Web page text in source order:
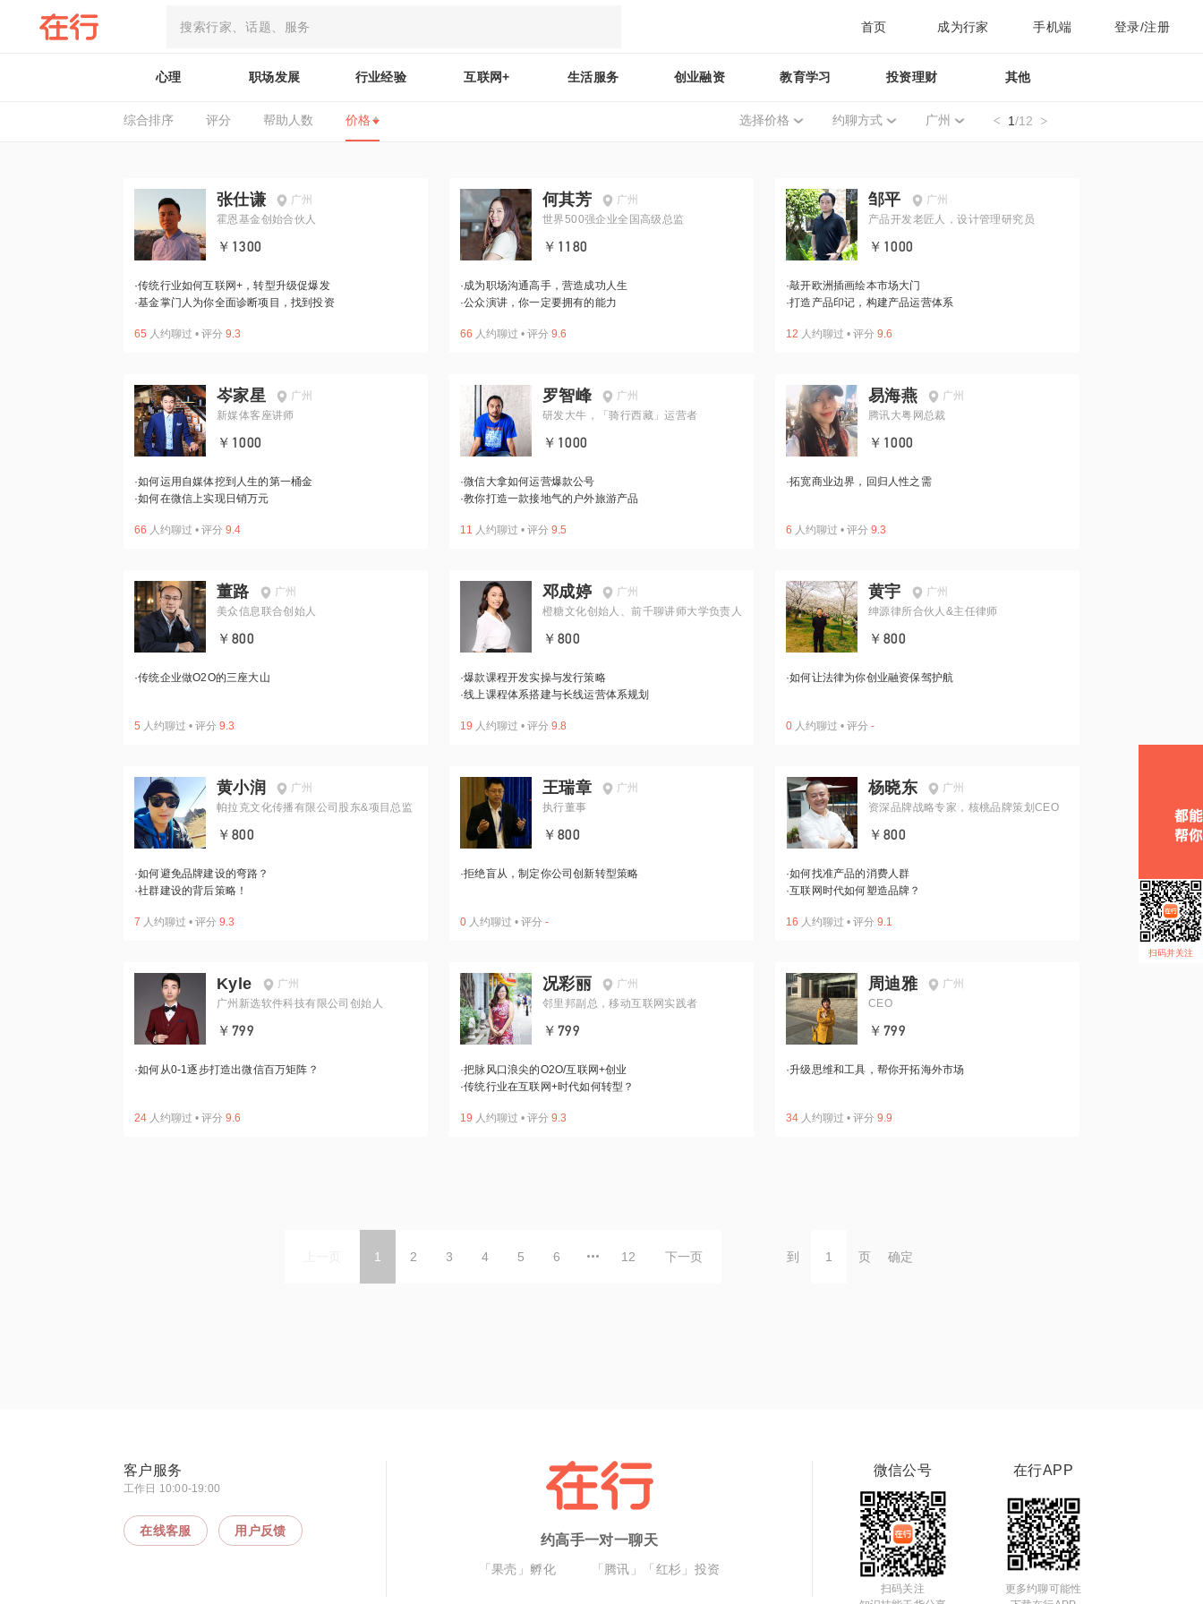
首页 成为行家 手机端 登录/注册
心理 职场发展 行业经验 互联网+ 生活服务 创业融资 教育学习 投资理财 其他
综合排序 评分 帮助人数 价格 选择价格 约聊方式 广州 1/12
张仕谦
广州
霍恩基金创始合伙人
￥1300
·传统行业如何互联网+，转型升级促爆发
·基金掌门人为你全面诊断项目，找到投资
65 人约聊过 • 评分 9.3
何其芳
广州
世界500强企业全国高级总监
￥1180
·成为职场沟通高手，营造成功人生
·公众演讲，你一定要拥有的能力
66 人约聊过 • 评分 9.6
邹平
广州
产品开发老匠人，设计管理研究员
￥1000
·敲开欧洲插画绘本市场大门
·打造产品印记，构建产品运营体系
12 人约聊过 • 评分 9.6
岑家星
广州
新媒体客座讲师
￥1000
·如何运用自媒体挖到人生的第一桶金
·如何在微信上实现日销万元
66 人约聊过 • 评分 9.4
罗智峰
广州
研发大牛，「骑行西藏」运营者
￥1000
·微信大拿如何运营爆款公号
·教你打造一款接地气的户外旅游产品
11 人约聊过 • 评分 9.5
易海燕
广州
腾讯大粤网总裁
￥1000
·拓宽商业边界，回归人性之需
6 人约聊过 • 评分 9.3
董路
广州
美众信息联合创始人
￥800
·传统企业做O2O的三座大山
5 人约聊过 • 评分 9.3
邓成婷
广州
橙糖文化创始人、前千聊讲师大学负责人
￥800
·爆款课程开发实操与发行策略
·线上课程体系搭建与长线运营体系规划
19 人约聊过 • 评分 9.8
黄宇
广州
绅源律所合伙人&主任律师
￥800
·如何让法律为你创业融资保驾护航
0 人约聊过 • 评分 -
黄小润
广州
帕拉克文化传播有限公司股东&项目总监
￥800
·如何避免品牌建设的弯路？
·社群建设的背后策略！
7 人约聊过 • 评分 9.3
王瑞章
广州
执行董事
￥800
·拒绝盲从，制定你公司创新转型策略
0 人约聊过 • 评分 -
杨晓东
广州
资深品牌战略专家，核桃品牌策划CEO
￥800
·如何找准产品的消费人群
·互联网时代如何塑造品牌？
16 人约聊过 • 评分 9.1
Kyle
广州
广州新选软件科技有限公司创始人
￥799
·如何从0-1逐步打造出微信百万矩阵？
24 人约聊过 • 评分 9.6
况彩丽
广州
邻里邦副总，移动互联网实践者
￥799
·把脉风口浪尖的O2O/互联网+创业
·传统行业在互联网+时代如何转型？
19 人约聊过 • 评分 9.3
周迪雅
广州
CEO
￥799
·升级思维和工具，帮你开拓海外市场
34 人约聊过 • 评分 9.9
1 2 3 4 5 6 12 下一页 到 页 确定
扫码并关注
客户服务
工作日 10:00-19:00
在线客服 用户反馈
约高手一对一聊天
「果壳」孵化 「腾讯」「红杉」投资
微信公号
扫码关注
在行APP
更多约聊可能性